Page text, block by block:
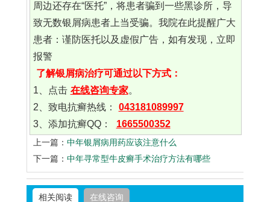
周边还存在“医托”，将患者骗到一些黑诊所，导
致无数银屑病患者上当受骗。我院在此提醒广大
患者：谨防医托以及虚假广告，如有发现，立即
报警
了解银屑病治疗可通过以下方式：
1、点击 在线咨询专家。
2、致电抗癣热线：
043181089997
3、添加抗癣QQ：
1665500352
上一篇： 中年银屑病用药应该注意什么
下一篇： 中年寻常型牛皮癣手术治疗方法有哪些
相关阅读 在线咨询